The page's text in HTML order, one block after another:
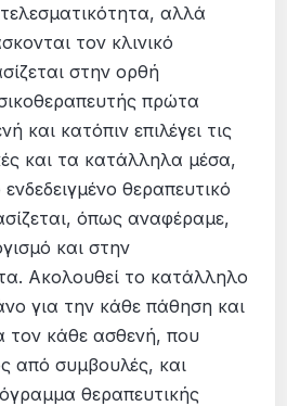
αλλά
τον κλινικό
στην ορθή
πρώτα
και κατόπιν επιλέγει τις
και τα κατάλληλα μέσα,
θεραπευτικό
όπως αναφέραμε,
και στην
Ακολουθεί το κατάλληλο
για την κάθε πάθηση και
τον κάθε ασθενή, που
από συμβουλές, και
θεραπευτικής